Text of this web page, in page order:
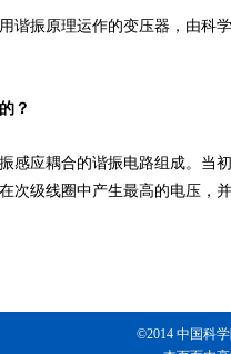
振原理运作的变压器，由科学
？
应耦合的谐振电路组成。当初
次级线圈中产生最高的电压，
©2014 中国科